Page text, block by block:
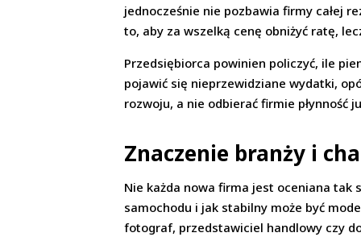
jednocześnie nie pozbawia firmy całej
to, aby za wszelką cenę obniżyć ratę,
Przedsiębiorca powinien policzyć, ile
pojawić się nieprzewidziane wydatki,
rozwoju, a nie odbierać firmie płynność
Znaczenie branży i
Nie każda nowa firma jest oceniana tak
samochodu i jak stabilny może być
fotograf, przedstawiciel handlowy czy